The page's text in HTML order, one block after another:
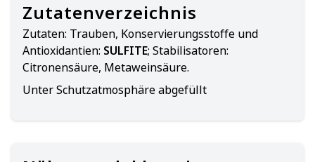
Zutatenverzeichnis
Zutaten: Trauben, Konservierungsstoffe und
Antioxidantien: SULFITE; Stabilisatoren:
Citronensäure, Metaweinsäure.
Unter Schutzatmosphäre abgefüllt